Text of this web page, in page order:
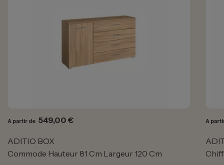
A partir de Prix
549,00 €
ADITIO BOX
Commode Hauteur 81 Cm Largeur 120 Cm
A